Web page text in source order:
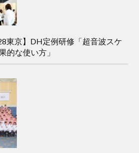
東京】DH定例研修「超音波スケ
的な使い方」